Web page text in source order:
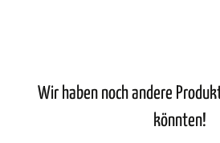
Wir haben noch andere
könnten!